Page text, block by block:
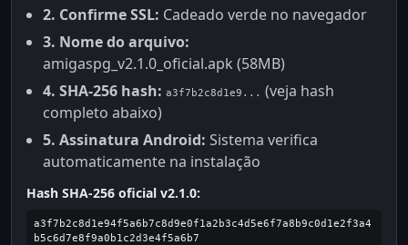
2. Confirme SSL: Cadeado verde no navegador
3. Nome do arquivo:
amigaspg_v2.1.0_oficial.apk (58MB)
4. SHA-256 hash: a3f7b2c8d1e9... (veja hash
completo abaixo)
5. Assinatura Android: Sistema verifica
automaticamente na instalação
Hash SHA-256 oficial v2.1.0:
a3f7b2c8d1e94f5a6b7c8d9e0f1a2b3c4d5e6f7a8b9c0d1e2f3a4
b5c6d7e8f9a0b1c2d3e4f5a6b7